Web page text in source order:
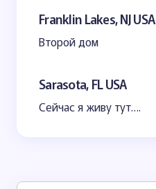
Franklin Lakes, NJ USA
Второй дом
Sarasota, FL USA
Сейчас я живу тут….